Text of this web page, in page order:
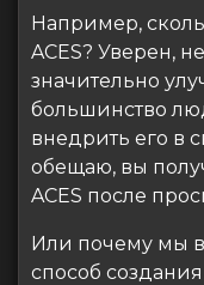
Например,
ACES? Уверен,
значительно
большинство
внедрить его в
обещаю, вы
ACES после
Или почему мы
способ